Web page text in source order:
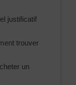
justificatif
trouver
un